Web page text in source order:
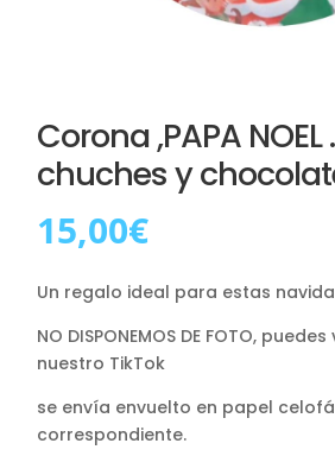
Corona ,PAPA NOEL
chuches y
15,00€
Un regalo ideal para estas
NO DISPONEMOS DE FOTO,
nuestro TikTok
se envía envuelto en papel
correspondiente.